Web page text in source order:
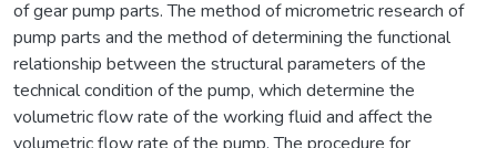
of gear pump parts. The method of micrometric research of
pump parts and the method of determining the functional
relationship between the structural parameters of the
technical condition of the pump, which determine the
volumetric flow rate of the working fluid and affect the